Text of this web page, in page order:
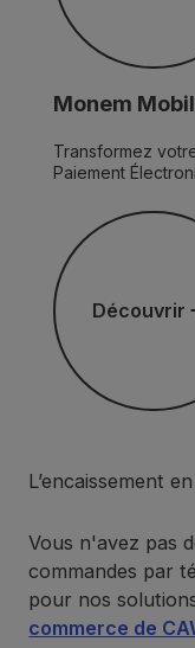
Monem
Transformez
Paiement
Découvrir
Découvrir
L’encaissement
Vous n'avez pas
commandes par
pour nos
commerce de